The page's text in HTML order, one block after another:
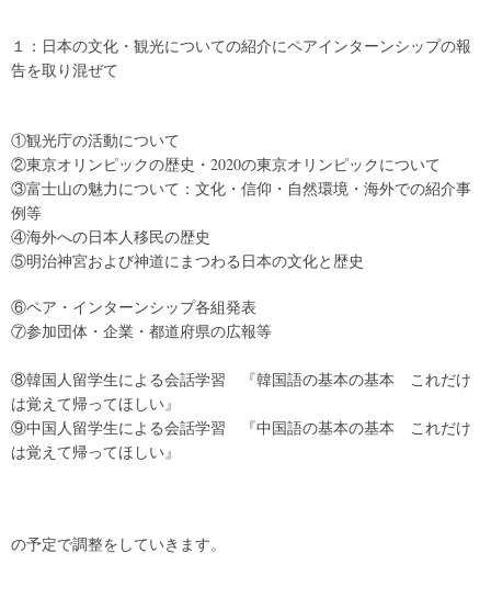
１：日本の文化・観光についての紹介にペアインターンシップの報
告を取り混ぜて
①観光庁の活動について
②東京オリンピックの歴史・2020の東京オリンピックについて
③富士山の魅力について：文化・信仰・自然環境・海外での紹介事
例等
④海外への日本人移民の歴史
⑤明治神宮および神道にまつわる日本の文化と歴史
⑥ペア・インターンシップ各組発表
⑦参加団体・企業・都道府県の広報等
⑧韓国人留学生による会話学習 『韓国語の基本の基本 これだけ
は覚えて帰ってほしい』
⑨中国人留学生による会話学習 『中国語の基本の基本 これだけ
は覚えて帰ってほしい』
の予定で調整をしていきます。